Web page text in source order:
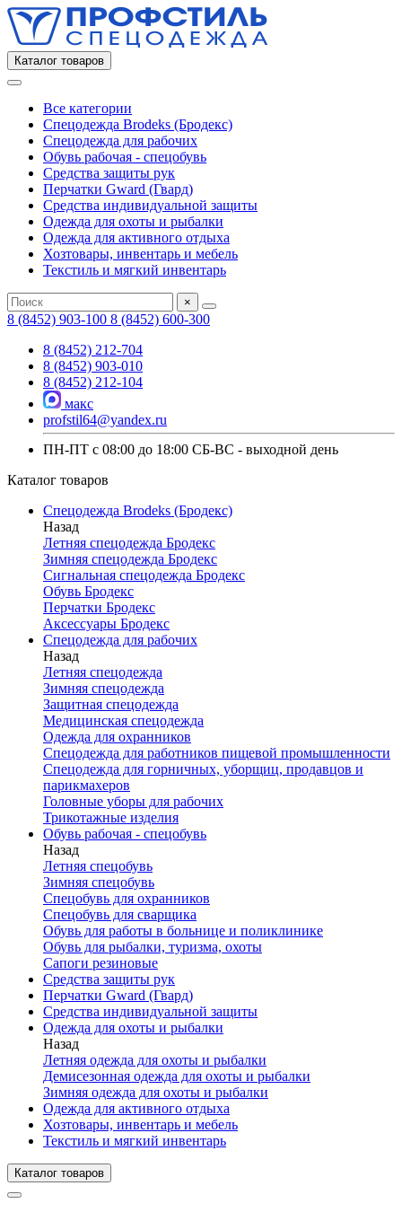
Каталог товаров
Все категории
Спецодежда Brodeks (Бродекс)
Спецодежда для рабочих
Обувь рабочая - спецобувь
Средства защиты рук
Перчатки Gward (Гвард)
Средства индивидуальной защиты
Одежда для охоты и рыбалки
Одежда для активного отдыха
Хозтовары, инвентарь и мебель
Текстиль и мягкий инвентарь
×
8 (8452) 903-100 8 (8452) 600-300
8 (8452) 212-704
8 (8452) 903-010
8 (8452) 212-104
макс
profstil64@yandex.ru
ПН-ПТ с 08:00 до 18:00 СБ-ВС - выходной день
Каталог товаров
Спецодежда Brodeks (Бродекс)
Назад
Летняя спецодежда Бродекс
Зимняя спецодежда Бродекс
Сигнальная спецодежда Бродекс
Обувь Бродекс
Перчатки Бродекс
Аксессуары Бродекс
Спецодежда для рабочих
Назад
Летняя спецодежда
Зимняя спецодежда
Защитная спецодежда
Медицинская спецодежда
Одежда для охранников
Спецодежда для работников пищевой промышленности
Спецодежда для горничных, уборщиц, продавцов и
парикмахеров
Головные уборы для рабочих
Трикотажные изделия
Обувь рабочая - спецобувь
Назад
Летняя спецобувь
Зимняя спецобувь
Спецобувь для охранников
Спецобувь для сварщика
Обувь для работы в больнице и поликлинике
Обувь для рыбалки, туризма, охоты
Сапоги резиновые
Средства защиты рук
Перчатки Gward (Гвард)
Средства индивидуальной защиты
Одежда для охоты и рыбалки
Назад
Летняя одежда для охоты и рыбалки
Демисезонная одежда для охоты и рыбалки
Зимняя одежда для охоты и рыбалки
Одежда для активного отдыха
Хозтовары, инвентарь и мебель
Текстиль и мягкий инвентарь
Каталог товаров